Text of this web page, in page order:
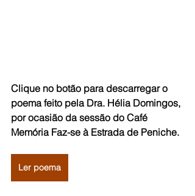
Clique no botão para descarregar o
poema feito pela Dra. Hélia Domingos,
por ocasião da sessão do Café
Memória Faz-se à Estrada de Peniche.
Ler poema